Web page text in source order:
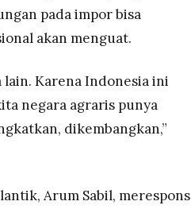
pada impor bisa
akan menguat.
Karena Indonesia ini
negara agraris punya
dikembangkan,”
Arum Sabil, merespons